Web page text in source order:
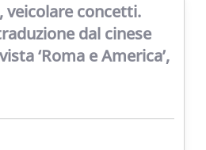
concetti.
dal cinese
‘Roma e America’,